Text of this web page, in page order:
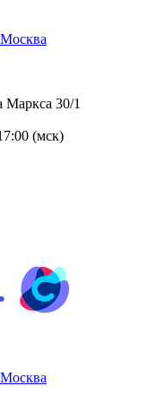
Маркса 30/1
(мск)